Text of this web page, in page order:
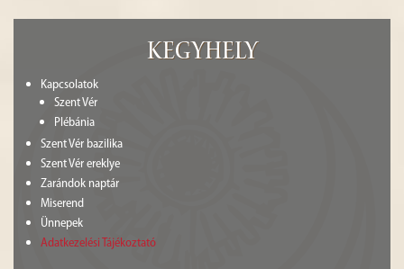
Kegyhely
Kapcsolatok
Szent Vér
Plébánia
Szent Vér bazilika
Szent Vér ereklye
Zarándok naptár
Miserend
Ünnepek
Adatkezelési Tájékoztató